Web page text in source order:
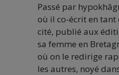
Passé par
où il co-écrit en
cité, publié aux
sa femme en
où on le redirige
les autres, noyé